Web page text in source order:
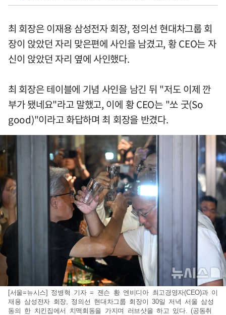
최 회장은 이재용 삼성전자 회장, 정의선 현대차그룹 회
장이 앉았던 자리 맞은편에 사인을 남겼고, 황 CEO는 자
신이 앉았던 자리 옆에 사인했다.
최 회장은 테이블에 기념 사인을 남긴 뒤 "저도 이제 깐
부가 됐네요"라고 말했고, 이에 황 CEO는 "쏘 굿(So
good)"이라고 화답하며 최 회장을 반겼다.
[서울=뉴시스] 정병혁 기자 = 젠슨 황 엔비디아 최고경영자(CEO)과 이
재용 삼성전자 회장, 정의선 현대차그룹 회장이 30일 저녁 서울 삼성
동의 한 치킨집에서 치맥회동을 가지며 러브샷을 하고 있다. (공동취